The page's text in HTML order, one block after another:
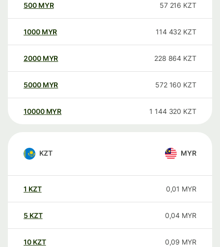
500 MYR 57 216 KZT
1000 MYR 114 432 KZT
2000 MYR 228 864 KZT
5000 MYR 572 160 KZT
10000 MYR 1 144 320 KZT
KZT MYR
1 KZT 0,01 MYR
5 KZT 0,04 MYR
10 KZT 0,09 MYR